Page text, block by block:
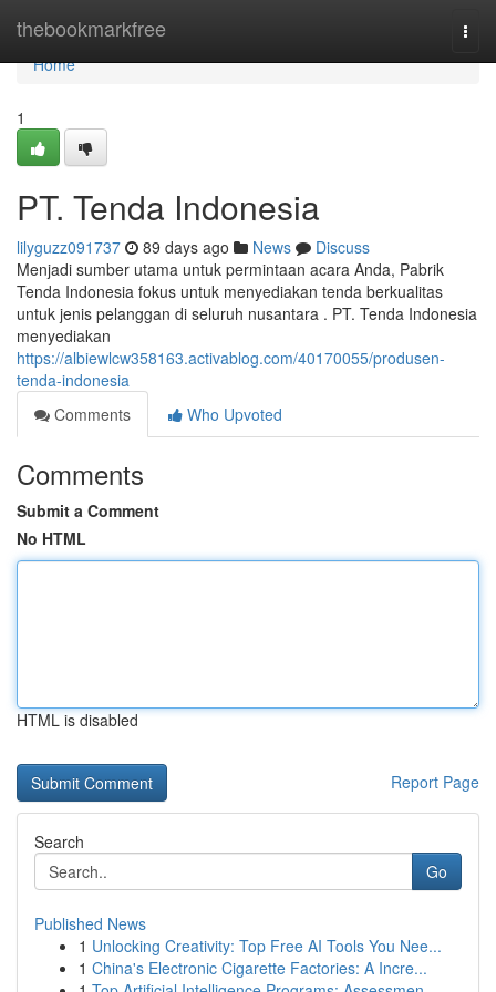
thebookmarkfree
Home
Home
1
PT. Tenda Indonesia
lilyguzz091737 89 days ago News
Discuss
Menjadi sumber utama untuk permintaan acara Anda, Pabrik
Tenda Indonesia fokus untuk menyediakan tenda berkualitas
untuk jenis pelanggan di seluruh nusantara . PT. Tenda Indonesia
menyediakan
https://albiewlcw358163.activablog.com/40170055/produsen-
tenda-indonesia
Comments
Who Upvoted
Comments
Submit a Comment
No HTML
HTML is disabled
Report Page
Search
Go
Published News
1 Unlocking Creativity: Top Free AI Tools You Nee...
1 China's Electronic Cigarette Factories: A Incre...